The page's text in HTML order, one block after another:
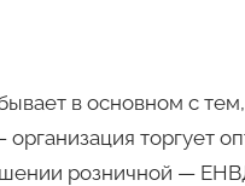
в основном с тем,
торгует
розничной —